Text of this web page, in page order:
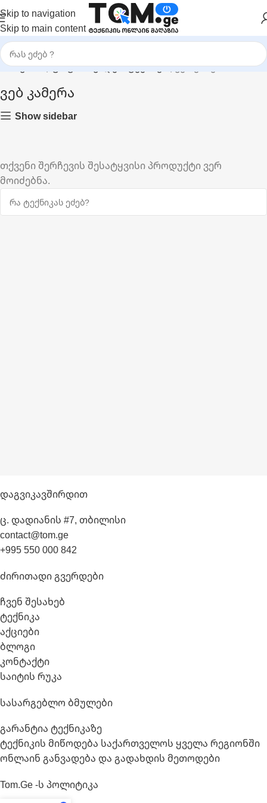
Skip to navigation
Skip to main content
მთავარი|ფოტო & ვიდეო ტექნიკა|ვებ კამერა
ვებ კამერა
Show sidebar
თქვენი შერჩევის შესატყვისი პროდუქტი ვერ
მოიძებნა.
Დაგვიკავშირდით
ც. დადიანის #7, თბილისი
contact@tom.ge
+995 550 000 842
Ძირითადი Გვერდები
ჩვენ შესახებ
ტექნიკა
აქციები
ბლოგი
კონტაქტი
საიტის რუკა
Სასარგებლო Ბმულები
გარანტია ტექნიკაზე
ტექნიკის მიწოდება საქართველოს ყველა რეგიონში
ონლაინ განვადება და გადახდის მეთოდები
Tom.ge -ს Პოლიტიკა